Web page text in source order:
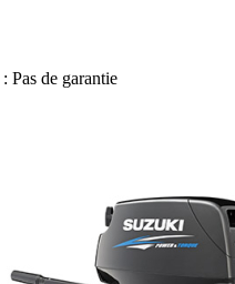
: Pas de garantie